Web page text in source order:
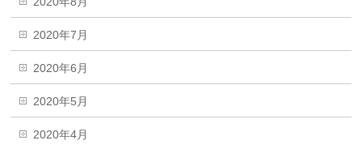
2020年7月
2020年6月
2020年5月
2020年4月